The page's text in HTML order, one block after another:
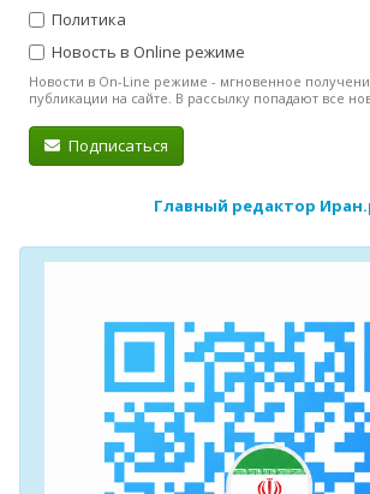
Политика
Новость в Online режиме
Новости в On-Line режиме - мгновенное
публикации на сайте. В рассылку попадают все
Подписаться
Главный редактор